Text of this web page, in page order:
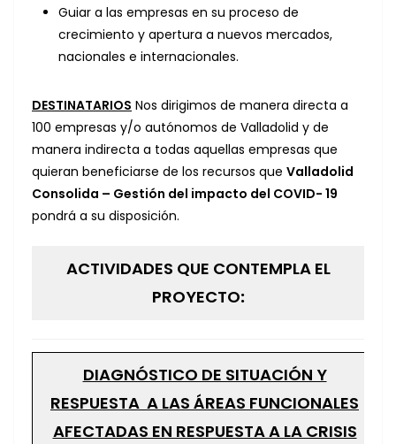
Guiar a las empresas en su proceso de
crecimiento y apertura a nuevos mercados,
nacionales e internacionales.
DESTINATARIOS Nos dirigimos de manera directa a
100 empresas y/o autónomos de Valladolid y de
manera indirecta a todas aquellas empresas que
quieran beneficiarse de los recursos que Valladolid
Consolida – Gestión del impacto del COVID- 19
pondrá a su disposición.
ACTIVIDADES QUE CONTEMPLA EL
PROYECTO:
DIAGNÓSTICO DE SITUACIÓN Y
RESPUESTA A LAS ÁREAS FUNCIONALES
AFECTADAS EN RESPUESTA A LA CRISIS